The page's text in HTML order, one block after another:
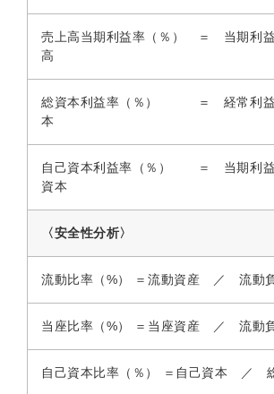
売上高当期利益率（％） ＝ 当期
高
総資本利益率（％） ＝ 経常
本
自己資本利益率（％） ＝ 当期
資本
〈安全性分析〉
流動比率（%） ＝流動資産 ／ 流動
当座比率（%） ＝当座資産 ／ 流動
自己資本比率（％） ＝自己資本 ／